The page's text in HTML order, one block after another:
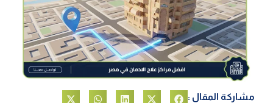
مشاركة المقال :